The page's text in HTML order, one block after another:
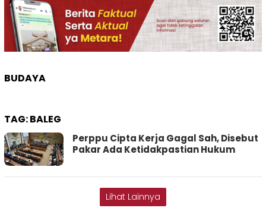
BUDAYA
TAG:BALEG
Perppu Cipta Kerja Gagal Sah, Disebut
Pakar Ada Ketidakpastian Hukum
Lihat Lainnya